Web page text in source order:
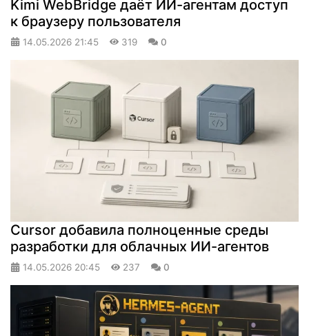
Kimi WebBridge даёт ИИ-агентам доступ
к браузеру пользователя
14.05.2026 21:45 319 0
Cursor добавила полноценные среды
разработки для облачных ИИ-агентов
14.05.2026 20:45 237 0